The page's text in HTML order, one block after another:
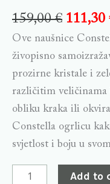
159,00€ 111,30
Ove naušnice
živopisno
prozirne kristale i
različitim veličinama
obliku kraka ili
Constella ogrlicu
svjetlost i boju u
Add to